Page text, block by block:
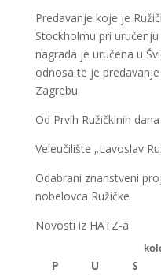
Predavanje koje je
Stockholmu pri
nagrada je uručena u
odnosa te je
Zagrebu
Od Prvih Ružičkinih
Veleučilište „Lavoslav
Odabrani znanstveni
nobelovca Ružičke
Novosti iz HATZ-a
P U S